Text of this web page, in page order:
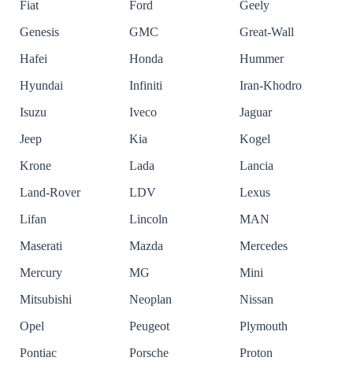
Fiat
Ford
Geely
Genesis
GMC
Great-Wall
Hafei
Honda
Hummer
Hyundai
Infiniti
Iran-Khodro
Isuzu
Iveco
Jaguar
Jeep
Kia
Kogel
Krone
Lada
Lancia
Land-Rover
LDV
Lexus
Lifan
Lincoln
MAN
Maserati
Mazda
Mercedes
Mercury
MG
Mini
Mitsubishi
Neoplan
Nissan
Opel
Peugeot
Plymouth
Pontiac
Porsche
Proton